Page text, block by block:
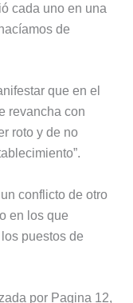
cada uno en una
de
que en el
revancha con
roto y de no
conflicto de otro
en los que
puestos de
por Pagina 12,